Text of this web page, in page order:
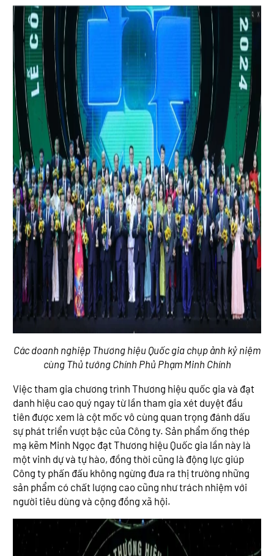
Các doanh nghiệp Thương hiệu Quốc gia chụp ảnh kỷ niệm
cùng Thủ tướng Chính Phủ Phạm Minh Chính
Việc tham gia chương trình Thương hiệu quốc gia và đạt
danh hiệu cao quý ngay từ lần tham gia xét duyệt đầu
tiên được xem là cột mốc vô cùng quan trọng đánh dấu
sự phát triển vượt bậc của Công ty. Sản phẩm ống thép
mạ kẽm Minh Ngọc đạt Thương hiệu Quốc gia lần này là
một vinh dự và tự hào, đồng thời cũng là động lực giúp
Công ty phấn đấu không ngừng đưa ra thị trường những
sản phẩm có chất lượng cao cũng như trách nhiệm với
người tiêu dùng và cộng đồng xã hội.